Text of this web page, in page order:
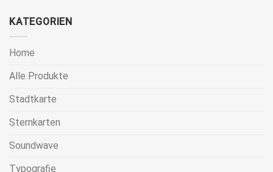
KATEGORIEN
Home
Alle Produkte
Stadtkarte
Sternkarten
Soundwave
Typografie